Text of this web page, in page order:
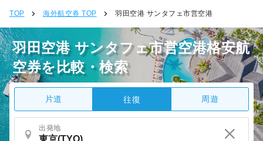
TOP 海外航空券 TOP 羽田空港 サンタフェ市営空港
羽田空港 サンタフェ市営空港格安航
空券を比較・検索
片道 往復 周遊
出発地